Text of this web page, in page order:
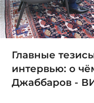
Главные
интервью: о
Джаббаров -